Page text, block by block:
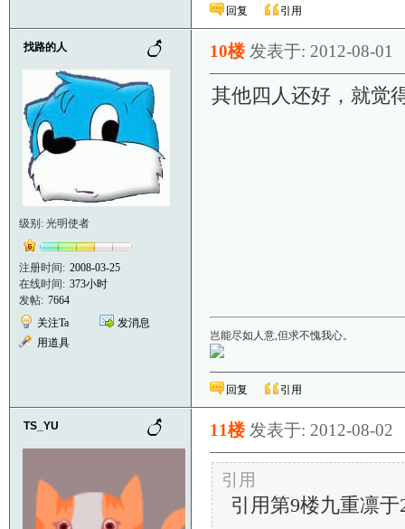
回复 引用
找路的人
级别: 光明使者
注册时间: 2008-03-25
在线时间: 373小时
发帖: 7664
关注Ta
发消息
用道具
10楼 发表于: 2012-08-01
其他四人还好，就
岂能尽如人意,但求不愧我心。
回复 引用
TS_YU 11楼 发表于: 2012-08-02
引用
引用第9楼九重凛